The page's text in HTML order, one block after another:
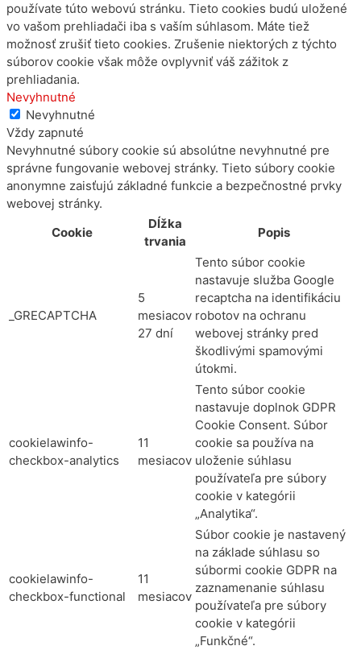
používate túto webovú stránku. Tieto cookies budú uložené
vo vašom prehliadači iba s vaším súhlasom. Máte tiež
možnosť zrušiť tieto cookies. Zrušenie niektorých z týchto
súborov cookie však môže ovplyvniť váš zážitok z
prehliadania.
Nevyhnutné
Nevyhnutné
Vždy zapnuté
Nevyhnutné súbory cookie sú absolútne nevyhnutné pre
správne fungovanie webovej stránky. Tieto súbory cookie
anonymne zaisťujú základné funkcie a bezpečnostné prvky
webovej stránky.
Cookie
Dĺžka
trvania
Popis
_GRECAPTCHA
5
mesiacov
27 dní
Tento súbor cookie
nastavuje služba Google
recaptcha na identifikáciu
robotov na ochranu
webovej stránky pred
škodlivými spamovými
útokmi.
cookielawinfo-
checkbox-analytics
11
mesiacov
Tento súbor cookie
nastavuje doplnok GDPR
Cookie Consent. Súbor
cookie sa používa na
uloženie súhlasu
používateľa pre súbory
cookie v kategórii
„Analytika“.
cookielawinfo-
checkbox-functional
11
mesiacov
Súbor cookie je nastavený
na základe súhlasu so
súbormi cookie GDPR na
zaznamenanie súhlasu
používateľa pre súbory
cookie v kategórii
„Funkčné“.